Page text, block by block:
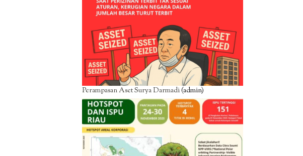
Perampasan Aset Surya Darmadi(admin)